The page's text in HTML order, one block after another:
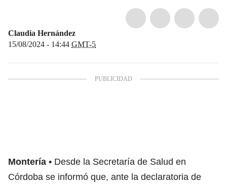
Claudia Hernández
15/08/2024 - 14:44 GMT-5
Montería
Desde la Secretaría de Salud en
Córdoba se informó que, ante la declaratoria de